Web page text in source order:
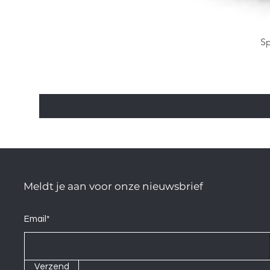
Meldt je aan voor onze nieuwsbrief
Email*
Verzend